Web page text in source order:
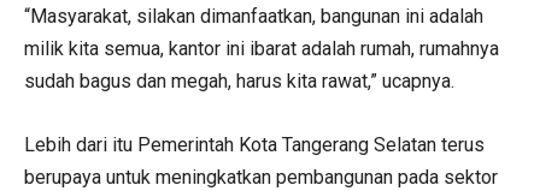
“Masyarakat, silakan dimanfaatkan, bangunan ini adalah
milik kita semua, kantor ini ibarat adalah rumah, rumahnya
sudah bagus dan megah, harus kita rawat,” ucapnya.
Lebih dari itu Pemerintah Kota Tangerang Selatan terus
berupaya untuk meningkatkan pembangunan pada sektor